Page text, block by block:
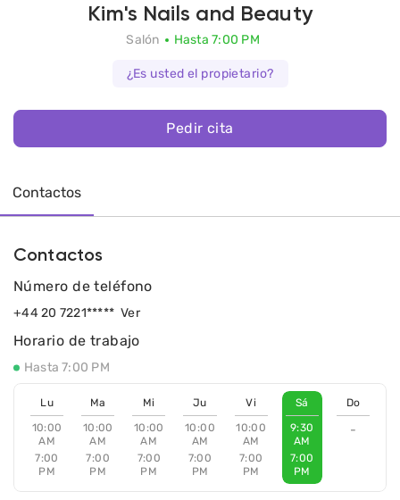
Kim's Nails and Beauty
Salón Hasta 7:00 PM
¿Es usted el propietario?
Pedir cita
Contactos
Contactos
Horario de trabajo
Hasta 7:00 PM
Lu
10:00
AM
7:00
PM
Ma
10:00
AM
7:00
PM
Mi
10:00
AM
7:00
PM
Ju
10:00
AM
7:00
PM
Vi
10:00
AM
7:00
PM
Sá
9:30
AM
7:00
PM
Do
-
Número de teléfono
+44 20 7221***** Ver